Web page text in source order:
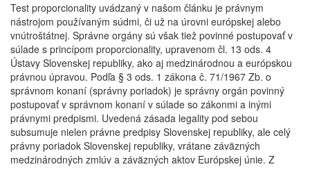
Test proporcionality uvádzaný v našom článku je právnym
nástrojom používaným súdmi, či už na úrovni európskej alebo
vnútroštátnej. Správne orgány sú však tiež povinné postupovať v
súlade s princípom proporcionality, upravenom čl. 13 ods. 4
Ústavy Slovenskej republiky, ako aj medzinárodnou a európskou
právnou úpravou. Podľa § 3 ods. 1 zákona č. 71/1967 Zb. o
správnom konaní (správny poriadok) je správny orgán povinný
postupovať v správnom konaní v súlade so zákonmi a inými
právnymi predpismi. Uvedená zásada legality pod sebou
subsumuje nielen právne predpisy Slovenskej republiky, ale celý
právny poriadok Slovenskej republiky, vrátane záväzných
medzinárodných zmlúv a záväzných aktov Európskej únie. Z